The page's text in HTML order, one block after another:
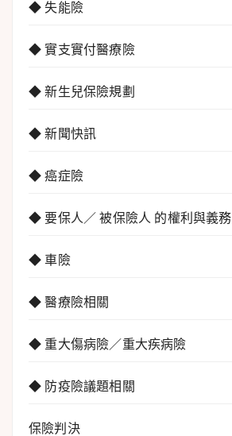
◆ 失能險
◆ 實支實付醫療險
◆ 新生兒保險規劃
◆ 新聞快訊
◆ 癌症險
◆ 要保人／ 被保險人 的權利與義務
◆ 車險
◆ 醫療險相關
◆ 重大傷病險／重大疾病險
◆ 防疫險議題相關
保險判決